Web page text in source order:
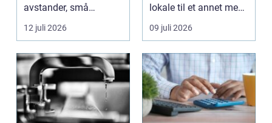
avstander, små
lokalsamfunn, sterk
tilkn...
12 juli 2026
lokale til et annet med
minst mulig...
09 juli 2026